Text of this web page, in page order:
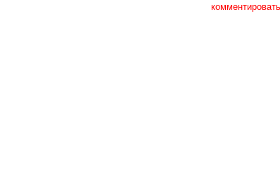
комментировать